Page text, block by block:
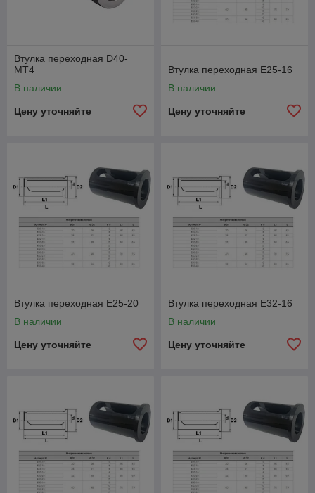
Втулка переходная D40-
MT4
В наличии
Цену уточняйте
Втулка переходная E25-16
В наличии
Цену уточняйте
Втулка переходная E25-20
В наличии
Цену уточняйте
Втулка переходная E32-16
В наличии
Цену уточняйте